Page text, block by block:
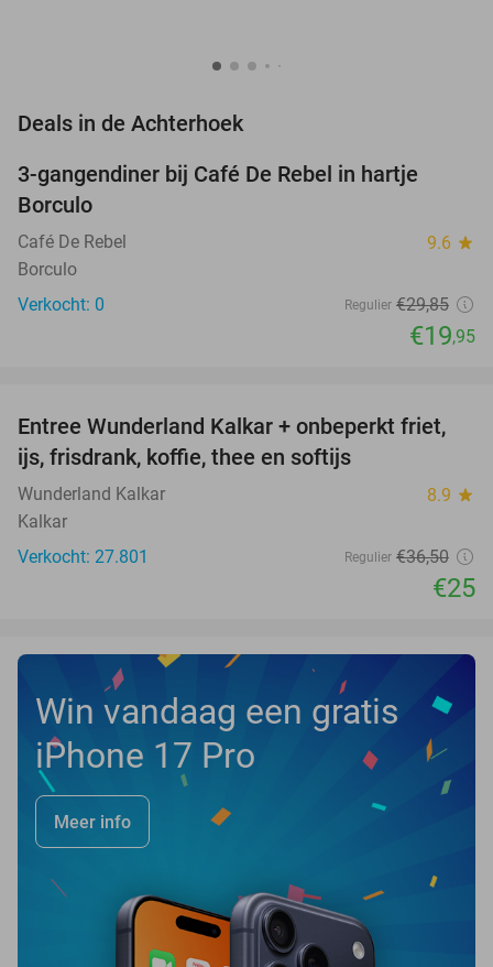
Deals in de Achterhoek
NEW
TODAY
3-gangendiner bij Café De Rebel in hartje
Borculo
Café De Rebel 9.6 star
Borculo
Verkocht: 0
Regulier €29,85
€19,95
32%
Entree Wunderland Kalkar + onbeperkt friet,
ijs, frisdrank, koffie, thee en softijs
Wunderland Kalkar 8.9 star
Kalkar
Verkocht: 27.801
Regulier €36,50
€25
Win vandaag een gratis
iPhone 17 Pro
Meer info